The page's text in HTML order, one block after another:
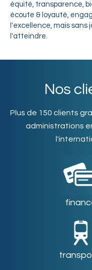
équité, transparence,
écoute & loyauté,
l'excellence, mais sans
l'atteindre.
Nos
Plus de 150 clients
administrations